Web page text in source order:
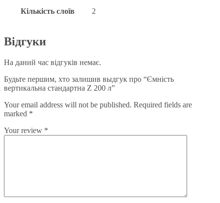
Кількість слоїв 2
Відгуки
На даний час відгуків немає.
Будьте першим, хто залишив выдгук про “Ємність
вертикальна стандартна Z 200 л”
Your email address will not be published. Required fields are
marked *
Your review *